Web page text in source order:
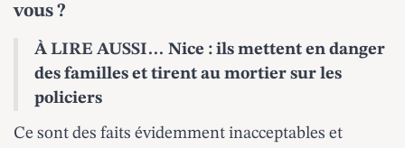
vous ?
À LIRE AUSSI… Nice : ils mettent en danger
des familles et tirent au mortier sur les
policiers
Ce sont des faits évidemment inacceptables et